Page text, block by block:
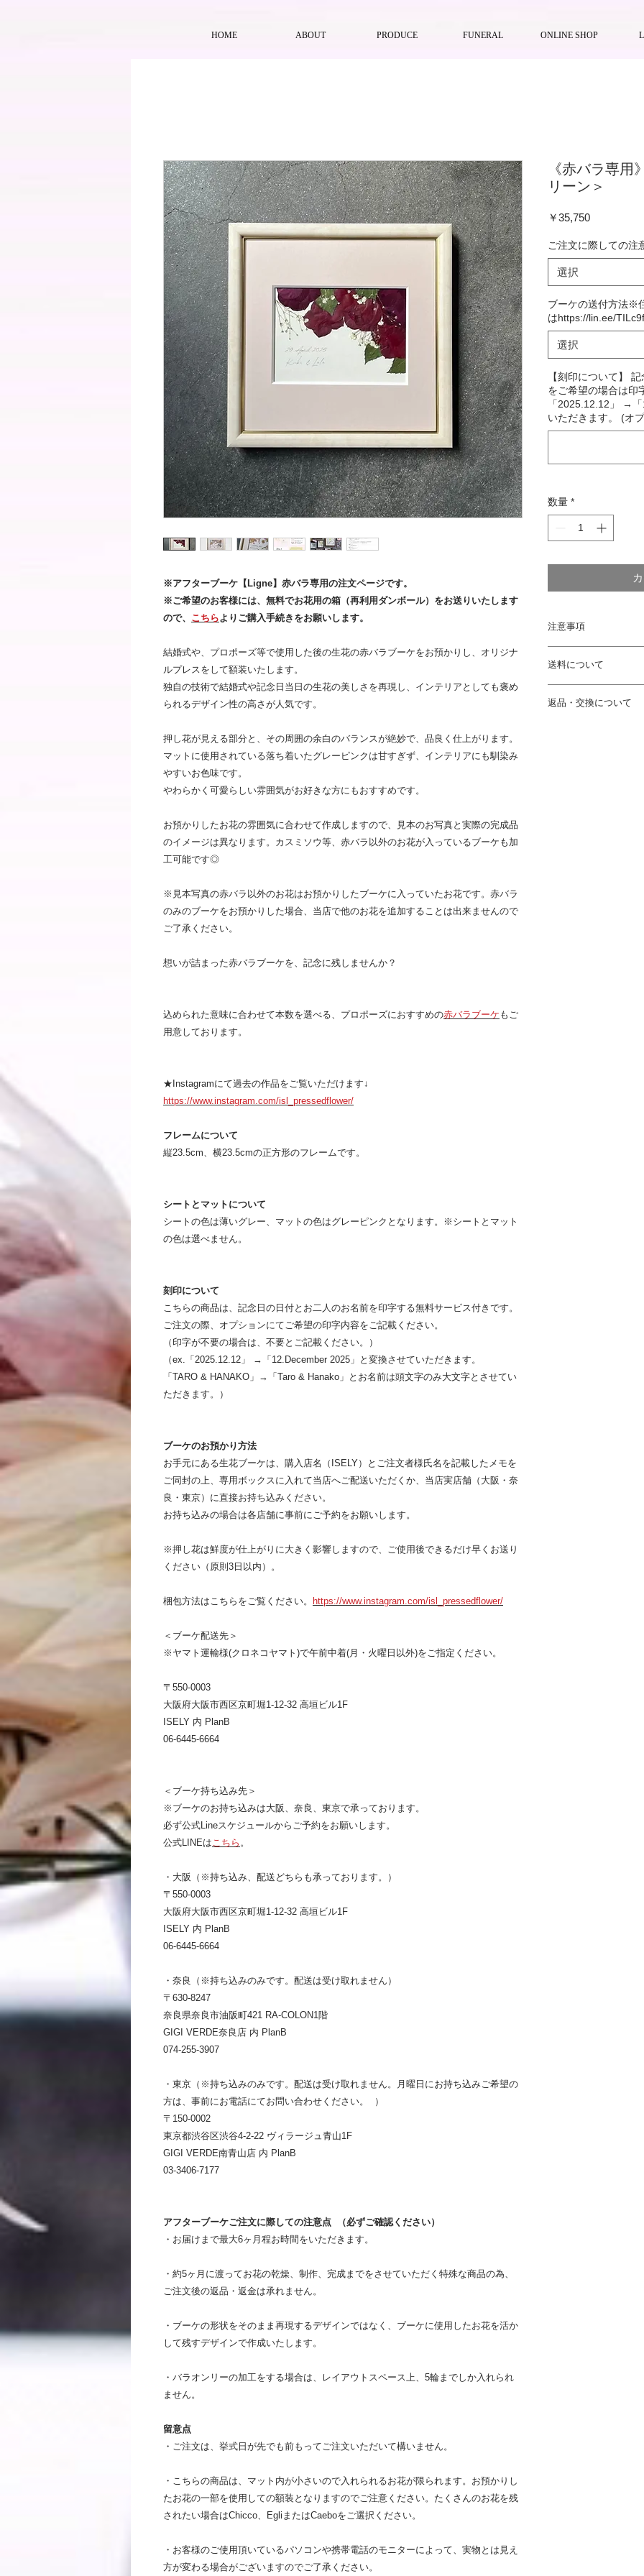
HOME ABOUT PRODUCE FUNERAL ONLINE SHOP
※アフターブーケ【Ligne】赤バラ専用の注文ページです。
​※ご希望のお客様には、無料でお花用の箱（再利用ダンボール）をお送りいたします
ので、 こちら よりご購入手続きをお願いします。
結婚式や、プロポーズ等で使用した後の生花の赤バラブーケをお預かりし、オリジナ
ルプレスをして額装いたします。
独自の技術で結婚式や記念日当日の生花の美しさを再現し、インテリアとしても褒め
られるデザイン性の高さが人気です。
押し花が見える部分と、その周囲の余白のバランスが絶妙で、品良く仕上がります。
マットに使用されている落ち着いたグレーピンクは甘すぎず、インテリアにも馴染み
やすいお色味です。
やわらかく可愛らしい雰囲気がお好きな方にもおすすめです。
お預かりしたお花の雰囲気に合わせて作成しますので、見本のお写真と実際の完成品
のイメージは異なります。カスミソウ等、赤バラ以外のお花が入っているブーケも加
工可能です◎
※見本写真の赤バラ以外のお花はお預かりしたブーケに入っていたお花です。赤バラ
のみのブーケをお預かりした場合、当店で他のお花を追加することは出来ませんので
ご了承ください。
想いが詰まった赤バラブーケを、記念に残しませんか？
込められた意味に合わせて本数を選べる、プロポーズにおすすめの赤バラブーケ もご
用意しております。
★Instagramにて過去の作品をご覧いただけます↓
https://www.instagram.com/isl_pressedflower/
フレームについて
縦23.5cm、横23.5cmの正方形のフレームです。
シートとマットについて
シートの色は薄いグレー、マットの色はグレーピンクとなります。※シートとマット
の色は選べません。
刻印について
こちらの商品は、記念日の日付とお二人のお名前を印字する無料サービス付きです。
ご注文の際、オプションにてご希望の印字内容をご記載ください。
（印字が不要の場合は、不要とご記載ください。）
（ex.「2025.12.12」 →「12.December 2025」と変換させていただきます。
「TARO & HANAKO」→「Taro & Hanako」とお名前は頭文字のみ大文字とさせてい
ただきます。）
ブーケのお預かり方法
お手元にある生花ブーケは、購入店名（ISELY）とご注文者様氏名を記載したメモを
ご同封の上、専用ボックスに入れて当店へご配送いただくか、当店実店舗（大阪・奈
良・東京）に直接お持ち込みください。
お持ち込みの場合は各店舗に事前にご予約をお願いします。
※押し花は鮮度が仕上がりに大きく影響しますので、ご使用後できるだけ早くお送り
ください（原則3日以内）。
梱包方法はこちらをご覧ください。 https://www.instagram.com/isl_pressedflower/
＜ブーケ配送先＞
※ヤマト運輸様(クロネコヤマト)で午前中着(月・火曜日以外)をご指定ください。
〒550-0003
大阪府大阪市西区京町堀1-12-32 高垣ビル1F
ISELY 内 PlanB
06-6445-6664
＜ブーケ持ち込み先＞
※ブーケのお持ち込みは大阪、奈良、東京で承っております。
必ず公式Lineスケジュールからご予約をお願いします。
公式LINEは こちら 。
・大阪（※持ち込み、配送どちらも承っております。）
〒550-0003
大阪府大阪市西区京町堀1-12-32 高垣ビル1F
ISELY 内 PlanB
06-6445-6664
・奈良（※持ち込みのみです。配送は受け取れません）
〒630-8247
奈良県奈良市油阪町421 RA-COLON1階
GIGI VERDE奈良店 内 PlanB
074-255-3907
・東京（※持ち込みのみです。配送は受け取れません。月曜日にお持ち込みご希望の
方は、事前にお電話にてお問い合わせください。 ）
〒150-0002
東京都渋谷区渋谷4-2-22 ヴィラージュ青山1F
GIGI VERDE南青山店 内 PlanB
03-3406-7177
アフターブーケご注文に際しての注意点 （必ずご確認ください）
・お届けまで最大6ヶ月程お時間をいただきます。
・約5ヶ月に渡ってお花の乾燥、制作、完成までをさせていただく特殊な商品の為、
ご注文後の返品・返金は承れません。
・ブーケの形状をそのまま再現するデザインではなく、ブーケに使用したお花を活か
して残すデザインで作成いたします。
・バラオンリーの加工をする場合は、レイアウトスペース上、5輪までしか入れられ
ません。
留意点
・ご注文は、挙式日が先でも前もってご注文いただいて構いません。
・こちらの商品は、マット内が小さいので入れられるお花が限られます。お預かりし
たお花の一部を使用しての額装となりますのでご注意ください。たくさんのお花を残
されたい場合はChicco、EgliまたはCaeboをご選択ください。
・お客様のご使用頂いているパソコンや携帯電話のモニターによって、実物とは見え
方が変わる場合がございますのでご了承ください。
《赤バラ専用
リーン＞
￥35,750価
ご注文に際しての注
選択
ブーケの送付方法※
はhttps://lin.ee/
選択
【刻印について】
をご希望の場合は印
「2025.12.12」 →
いただきます。 (オ
数量 *
注意事項
っては、実物とは見
ご了承ください。
送料について
ご注文いただいた商
返品・交換について